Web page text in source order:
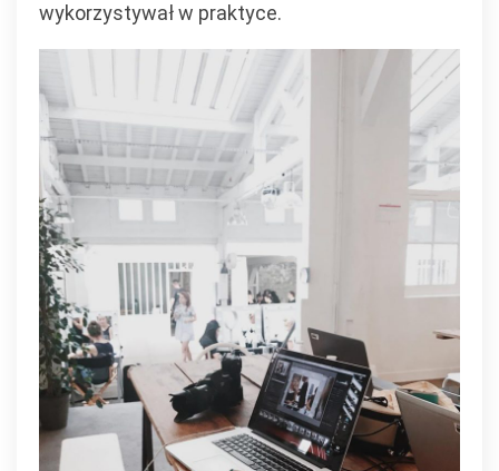
wykorzystywał w praktyce.